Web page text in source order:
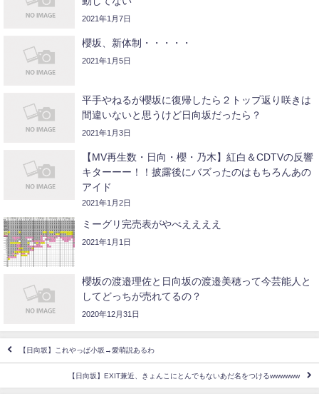
2021年1月7日
櫻坂、新体制・・・・・
2021年1月5日
平手やねるが櫻坂に復帰したら２トップ返り咲きは
間違いないと思うけど日向坂だったら？
2021年1月3日
【MV再生数・日向・櫻・乃木】紅白＆CDTVの反響
キターーー！！披露後にバズったのはもちろんあの
アイド
2021年1月2日
ミーグリ完売表がやべええええ
2021年1月1日
櫻坂の渡邉理佐と日向坂の渡邉美穂って今芸能人と
してどっちが売れてるの？
2020年12月31日
【日向坂】これやっぱ小坂→愛萌説あるわ
【日向坂】EXIT兼近、きょんこにとんでもないあだ名をつけるwwwwww